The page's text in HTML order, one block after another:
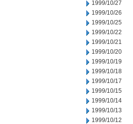
1999/10/27
1999/10/26
1999/10/25
1999/10/22
1999/10/21
1999/10/20
1999/10/19
1999/10/18
1999/10/17
1999/10/15
1999/10/14
1999/10/13
1999/10/12